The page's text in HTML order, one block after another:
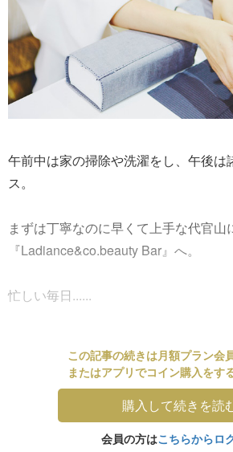
午前中は家の掃除や洗濯をし、午後は
ス。
まずは丁寧なのに早くて上手な代官山
『Ladiance&co.beauty Bar』へ。
忙しい毎日......
この記事の続きは月額プラン会
またはアプリでコイン購入をす
購入して続きを読
会員の方はこちらからロ